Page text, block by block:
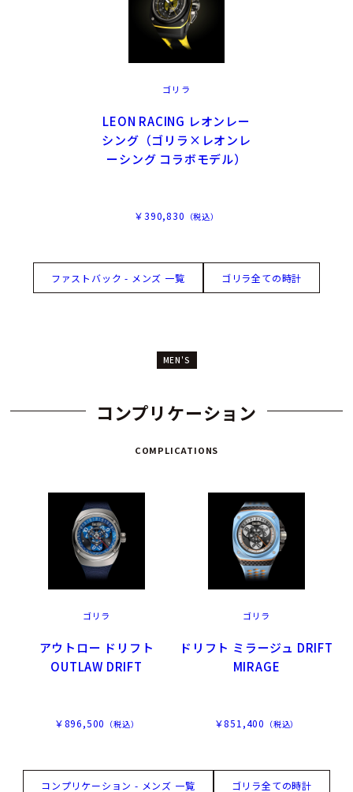
ゴリラ
LEON RACING レオンレー
シング（ゴリラ×レオンレ
ーシング コラボモデル）
￥390,830 （税込）
ファストバック - メンズ 一覧 ゴリラ全ての時計
MEN'S
コンプリケーション
COMPLICATIONS
ゴリラ
アウトロー ドリフト
OUTLAW DRIFT
￥896,500 （税込）
ゴリラ
ドリフト ミラージュ DRIFT
MIRAGE
￥851,400 （税込）
コンプリケーション - メンズ 一覧 ゴリラ全ての時計